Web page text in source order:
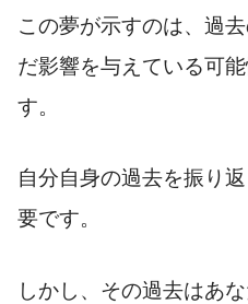
この夢が示すのは、過
だ影響を与えている可
す。
自分自身の過去を振り
要です。
しかし、その過去はあ